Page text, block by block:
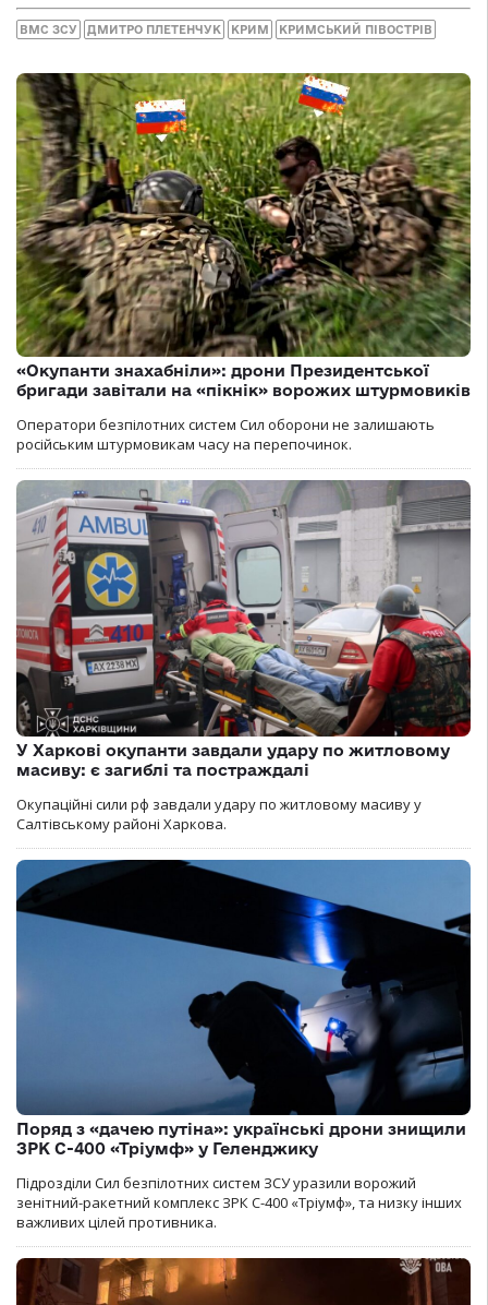
ВМС ЗСУ ДМИТРО ПЛЕТЕНЧУК КРИМ КРИМСЬКИЙ ПІВОСТРІВ
«Окупанти знахабніли»: дрони Президентської
бригади завітали на «пікнік» ворожих штурмовиків
Оператори безпілотних систем Сил оборони не залишають
російським штурмовикам часу на перепочинок.
У Харкові окупанти завдали удару по житловому
масиву: є загиблі та постраждалі
Окупаційні сили рф завдали удару по житловому масиву у
Салтівському районі Харкова.
Поряд з «дачею путіна»: українські дрони знищили
ЗРК С-400 «Тріумф» у Геленджику
Підрозділи Сил безпілотних систем ЗСУ уразили ворожий
зенітний-ракетний комплекс ЗРК С-400 «Тріумф», та низку інших
важливих цілей противника.